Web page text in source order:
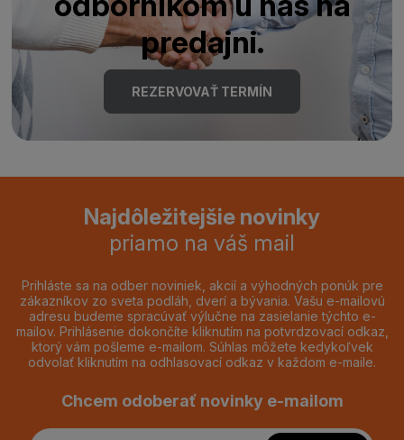
predajni.
REZERVOVAŤ TERMÍN
Najdôležitejšie novinky
priamo na váš mail
Prihláste sa na odber noviniek, akcií a výhodných ponúk pre
zákazníkov zo sveta podláh, dverí a bývania. Vašu e-mailovú
adresu budeme spracúvať výlučne na zasielanie týchto e-
mailov. Prihlásenie dokončíte kliknutím na potvrdzovací odkaz,
ktorý vám pošleme e-mailom. Súhlas môžete kedykoľvek
odvolať kliknutím na odhlasovací odkaz v každom e-maile.
Chcem odoberať novinky e-mailom